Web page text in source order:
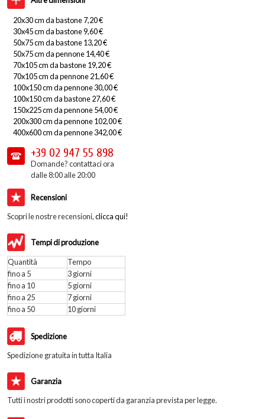
20x30 cm da bastone 7,20 €
30x45 cm da bastone 9,60 €
50x75 cm da bastone 13,20 €
50x75 cm da pennone 14,40 €
70x105 cm da bastone 19,20 €
70x105 cm da pennone 21,60 €
100x150 cm da pennone 30,00 €
100x150 cm da bastone 27,60 €
150x225 cm da pennone 54,00 €
200x300 cm da pennone 102,00 €
400x600 cm da pennone 342,00 €
+39 02 947 55 898
Domande? contattaci ora
dalle 8:00 alle 20:00
Recensioni
Scopri le nostre recensioni,clicca qui!
Tempi di produzione
Quantità
Tempo
fino a 5
3 giorni
fino a 10
5 giorni
fino a 25
7 giorni
fino a 50
10 giorni
Spedizione
Spedizione gratuita in tutta Italia
Garanzia
Tutti i nostri prodotti sono coperti da garanzia prevista per legge.